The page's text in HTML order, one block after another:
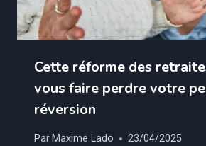
Cette réforme des
vous faire perdre votre
réversion
Par Maxime Lado 23/04/2025